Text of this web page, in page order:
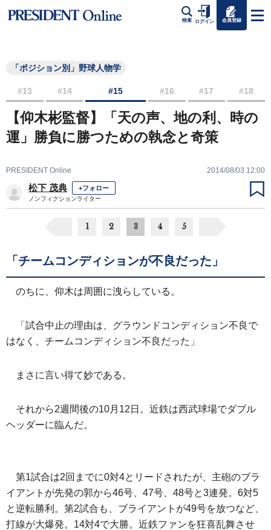
検索 ログイン 会員登録
「ポジション別」野球人物学
#13 #14 #15 #16 #17 #18
【仰木彬監督】「天の声、地の利、時の
運」勝負に勝つための執念と奇策
PRESIDENT Online 2014/08/03 12:00
松下 茂典 +フォロー
ノンフィクションライター
1 2 3 4 5
「チームコンディションが不良だった」
のちに、仰木は周囲に洩らしている。
「試合中止の理由は、グラウンドコンディション不良で
はなく、チームコンディション不良だった」
まさに言い得て妙である。
それから2週間後の10月12日。近鉄は西武球場でダブル
ヘッダーに臨んだ。
第1試合は2回までに0対4とリードされたが、主砲のブラ
イアントが先発の郭から46号、47号、48号と3連発。6対5
と逆転勝利。第2試合も、ブライアントが49号を放つなど、
打線が大爆発。14対4で大勝。近鉄ファンを狂喜乱舞させ